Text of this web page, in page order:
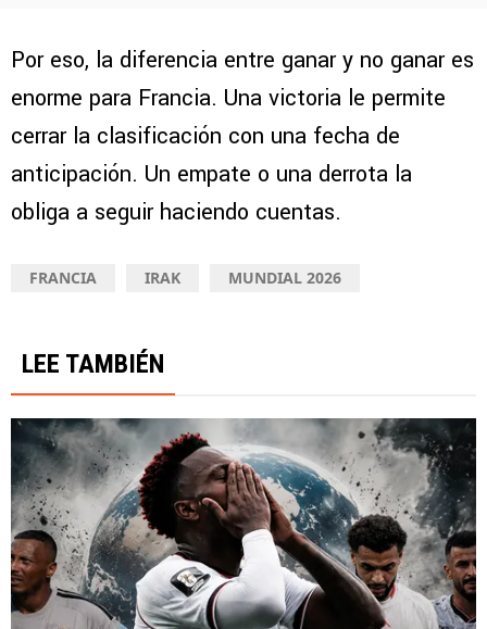
Por eso, la diferencia entre ganar y no ganar es
enorme para Francia. Una victoria le permite
cerrar la clasificación con una fecha de
anticipación. Un empate o una derrota la
obliga a seguir haciendo cuentas.
FRANCIA IRAK MUNDIAL 2026
LEE TAMBIÉN